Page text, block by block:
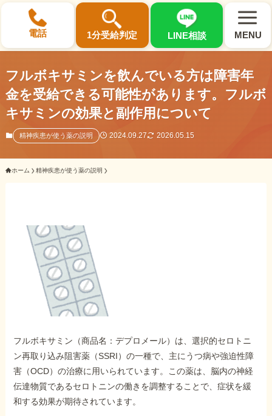
電話 1分受給判定 LINE相談 MENU
×
選ばれる3つの理由
初回相談料0円・受給後報酬型
サポート料金について
ご相談事例をみる
外出困難でもOK
非対面で申請できる
ホーム
障害年金の基礎知識
フルボキサミンを飲んでいる方は障害年
金を受給できる可能性があります。フルボ
キサミンの効果と副作用について
精神疾患が使う薬の説明 2024.09.27 2026.05.15
ホーム 精神疾患が使う薬の説明
フルボキサミン（商品名：デプロメール）は、選択的セロトニ
ン再取り込み阻害薬（SSRI）の一種で、主にうつ病や強迫性障
害（OCD）の治療に用いられています。この薬は、脳内の神経
伝達物質であるセロトニンの働きを調整することで、症状を緩
和する効果が期待されています。